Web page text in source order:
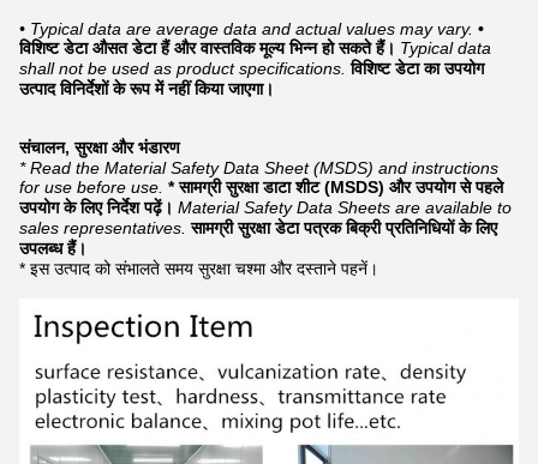
• Typical data are average data and actual values may vary. •
विशिष्ट डेटा औसत डेटा हैं और वास्तविक मूल्य भिन्न हो सकते हैं। Typical data
shall not be used as product specifications. विशिष्ट डेटा का उपयोग
उत्पाद विनिर्देशों के रूप में नहीं किया जाएगा।
संचालन, सुरक्षा और भंडारण
* Read the Material Safety Data Sheet (MSDS) and instructions
for use before use. * सामग्री सुरक्षा डाटा शीट (MSDS) और उपयोग से पहले
उपयोग के लिए निर्देश पढ़ें। Material Safety Data Sheets are available to
sales representatives. सामग्री सुरक्षा डेटा पत्रक बिक्री प्रतिनिधियों के लिए
उपलब्ध हैं।
* इस उत्पाद को संभालते समय सुरक्षा चश्मा और दस्ताने पहनें।